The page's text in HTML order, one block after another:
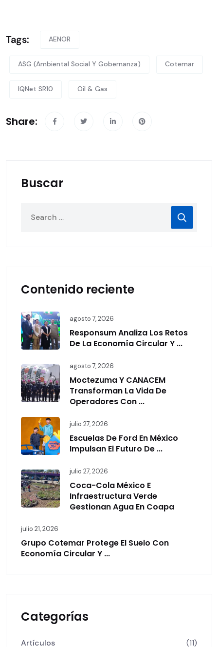
Tags: AENOR
ASG (Ambiental Social Y Gobernanza) Cotemar
IQNet SR10 Oil & Gas
Share:
Buscar
Contenido reciente
agosto 7, 2026
Responsum Analiza Los Retos
De La Economía Circular Y ...
agosto 7, 2026
Moctezuma Y CANACEM
Transforman La Vida De
Operadores Con ...
julio 27, 2026
Escuelas De Ford En México
Impulsan El Futuro De ...
julio 27, 2026
Coca-Cola México E
Infraestructura Verde
Gestionan Agua En Coapa
julio 21, 2026
Grupo Cotemar Protege El Suelo Con
Economía Circular Y ...
Categorías
Artículos (11)